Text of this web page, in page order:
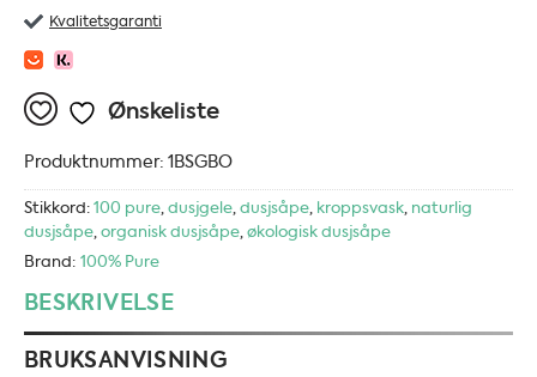
Kvalitetsgaranti
Ønskeliste
Produktnummer: 1BSGBO
Stikkord:100 pure,dusjgele,dusjsåpe, kroppsvask, naturlig
dusjsåpe,organisk dusjsåpe,økologisk dusjsåpe
Brand: 100% Pure
BESKRIVELSE
BRUKSANVISNING